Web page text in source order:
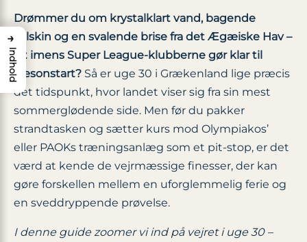
Drømmer du om krystalklart vand, bagende
solskin og en svalende brise fra det Ægæiske Hav –
alt imens Super League-klubberne gør klar til
sæsonstart? Så er uge 30 i Grækenland lige præcis
det tidspunkt, hvor landet viser sig fra sin mest
sommerglødende side. Men før du pakker
strandtasken og sætter kurs mod Olympiakos’
eller PAOKs træningsanlæg som et pit-stop, er det
værd at kende de vejrmæssige finesser, der kan
gøre forskellen mellem en uforglemmelig ferie og
en sveddryppende prøvelse.
I denne guide zoomer vi ind på vejret i uge 30 –
→
Indhold